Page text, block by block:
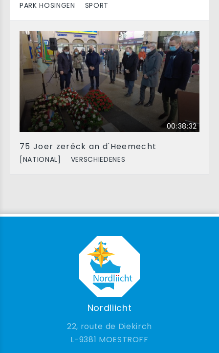
PARK HOSINGEN SPORT
00:38:32
75 Joer zeréck an d'Heemecht
[NATIONAL] VERSCHIEDENES
Nordliicht
22, route de Diekirch
9381 MOESTROFF